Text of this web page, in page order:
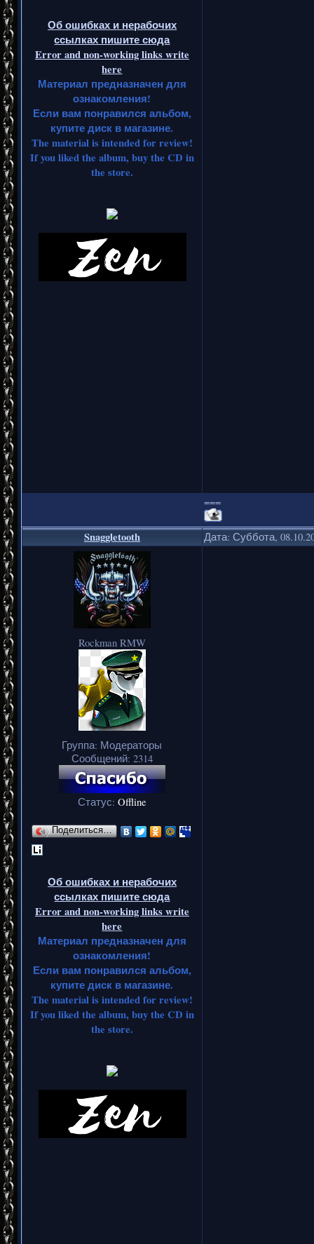
Об ошибках и нерабочих
ссылках пишите сюда
Error and non-working links write
here
Материал предназначен для
ознакомления!
Если вам понравился альбом,
купите диск в магазине.
The material is intended for review!
If you liked the album, buy the CD in
the store.
===
Snaggletooth Дата: Суббота,
Rockman RMW
Группа: Модераторы
Сообщений: 2314
Статус: Offline
Поделиться…
Об ошибках и нерабочих
ссылках пишите сюда
Error and non-working links write
here
Материал предназначен для
ознакомления!
Если вам понравился альбом,
купите диск в магазине.
The material is intended for review!
If you liked the album, buy the CD in
the store.